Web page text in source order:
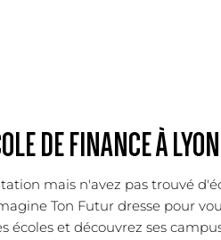
DE FINANCE À LYON
mais n'avez pas trouvé
Ton Futur dresse pour
et découvrez ses